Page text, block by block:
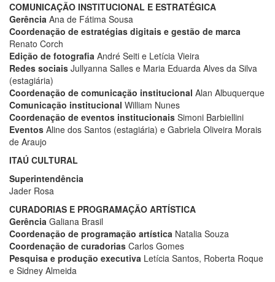
COMUNICAÇÃO INSTITUCIONAL E ESTRATÉGICA
Gerência Ana de Fátima Sousa
Coordenação de estratégias digitais e gestão de marca
Renato Corch
Edição de fotografia André Seiti e Letícia Vieira
Redes sociais Jullyanna Salles e Maria Eduarda Alves da Silva
(estagiária)
Coordenação de comunicação institucional Alan Albuquerque
Comunicação institucional William Nunes
Coordenação de eventos institucionais Simoni Barbiellini
Eventos Aline dos Santos (estagiária) e Gabriela Oliveira Morais
de Araujo
ITAÚ CULTURAL
Superintendência
Jader Rosa
CURADORIAS E PROGRAMAÇÃO ARTÍSTICA
Gerência Galiana Brasil
Coordenação de programação artística Natalia Souza
Coordenação de curadorias Carlos Gomes
Pesquisa e produção executiva Letícia Santos, Roberta Roque
e Sidney Almeida